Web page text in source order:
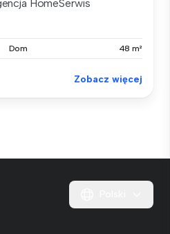
HomeSerwis
Dom 48 m²
Zobacz więcej